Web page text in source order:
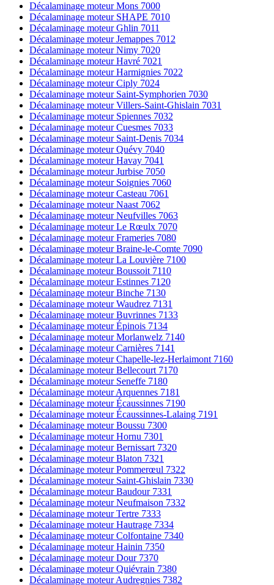
Décalaminage moteur Mons 7000
Décalaminage moteur SHAPE 7010
Décalaminage moteur Ghlin 7011
Décalaminage moteur Jemappes 7012
Décalaminage moteur Nimy 7020
Décalaminage moteur Havré 7021
Décalaminage moteur Harmignies 7022
Décalaminage moteur Ciply 7024
Décalaminage moteur Saint-Symphorien 7030
Décalaminage moteur Villers-Saint-Ghislain 7031
Décalaminage moteur Spiennes 7032
Décalaminage moteur Cuesmes 7033
Décalaminage moteur Saint-Denis 7034
Décalaminage moteur Quévy 7040
Décalaminage moteur Havay 7041
Décalaminage moteur Jurbise 7050
Décalaminage moteur Soignies 7060
Décalaminage moteur Casteau 7061
Décalaminage moteur Naast 7062
Décalaminage moteur Neufvilles 7063
Décalaminage moteur Le Rœulx 7070
Décalaminage moteur Frameries 7080
Décalaminage moteur Braine-le-Comte 7090
Décalaminage moteur La Louvière 7100
Décalaminage moteur Boussoit 7110
Décalaminage moteur Estinnes 7120
Décalaminage moteur Binche 7130
Décalaminage moteur Waudrez 7131
Décalaminage moteur Buvrinnes 7133
Décalaminage moteur Épinois 7134
Décalaminage moteur Morlanwelz 7140
Décalaminage moteur Carnières 7141
Décalaminage moteur Chapelle-lez-Herlaimont 7160
Décalaminage moteur Bellecourt 7170
Décalaminage moteur Seneffe 7180
Décalaminage moteur Arquennes 7181
Décalaminage moteur Écaussinnes 7190
Décalaminage moteur Écaussinnes-Lalaing 7191
Décalaminage moteur Boussu 7300
Décalaminage moteur Hornu 7301
Décalaminage moteur Bernissart 7320
Décalaminage moteur Blaton 7321
Décalaminage moteur Pommerœul 7322
Décalaminage moteur Saint-Ghislain 7330
Décalaminage moteur Baudour 7331
Décalaminage moteur Neufmaison 7332
Décalaminage moteur Tertre 7333
Décalaminage moteur Hautrage 7334
Décalaminage moteur Colfontaine 7340
Décalaminage moteur Hainin 7350
Décalaminage moteur Dour 7370
Décalaminage moteur Quiévrain 7380
Décalaminage moteur Audregnies 7382